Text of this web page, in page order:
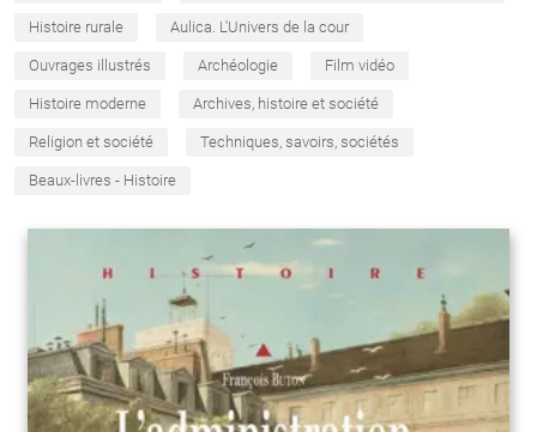
Histoire rurale Aulica. L'Univers de la cour
Ouvrages illustrés Archéologie Film vidéo
Histoire moderne Archives, histoire et société
Religion et société Techniques, savoirs, sociétés
Beaux-livres - Histoire